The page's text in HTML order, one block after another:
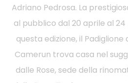
Adriano Pedrosa. La
al pubblico dal 20 aprile al
questa edizione, il
Camerun trova casa nel
dalle Rose, sede della